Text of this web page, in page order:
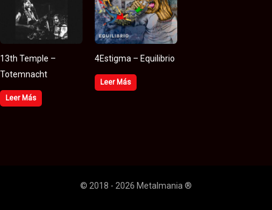
13th Temple –
Totemnacht
Leer Más
4Estigma – Equilibrio
Leer Más
© 2018 - 2026 Metalmania ®